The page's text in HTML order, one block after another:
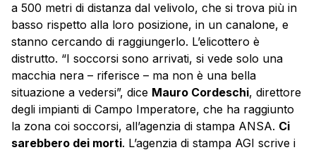
a 500 metri di distanza dal velivolo, che si trova più in
basso rispetto alla loro posizione, in un canalone, e
stanno cercando di raggiungerlo. L’elicottero è
distrutto. “I soccorsi sono arrivati, si vede solo una
macchia nera – riferisce – ma non è una bella
situazione a vedersi”, dice Mauro Cordeschi, direttore
degli impianti di Campo Imperatore, che ha raggiunto
la zona coi soccorsi, all’agenzia di stampa ANSA. Ci
sarebbero dei morti. L’agenzia di stampa AGI scrive i